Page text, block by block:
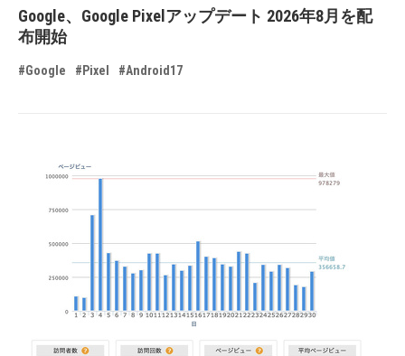
Google、Google Pixelアップデート 2026年8月を配
布開始
#Google #Pixel #Android17